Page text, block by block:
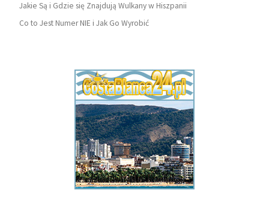
Jakie Są i Gdzie się Znajdują Wulkany w Hiszpanii
Co to Jest Numer NIE i Jak Go Wyrobić